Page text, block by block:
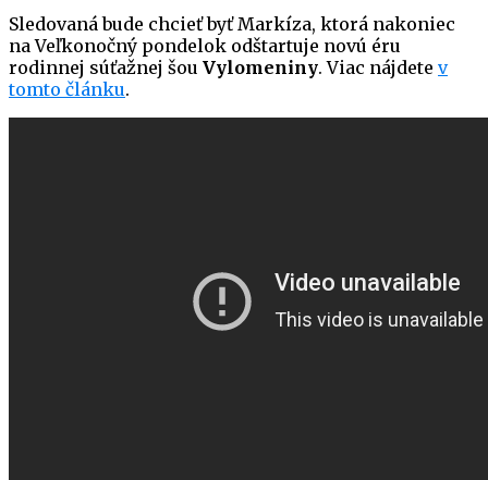
Sledovaná bude chcieť byť Markíza, ktorá nakoniec
na Veľkonočný pondelok odštartuje novú éru
rodinnej súťažnej šou Vylomeniny. Viac nájdete v
tomto článku.